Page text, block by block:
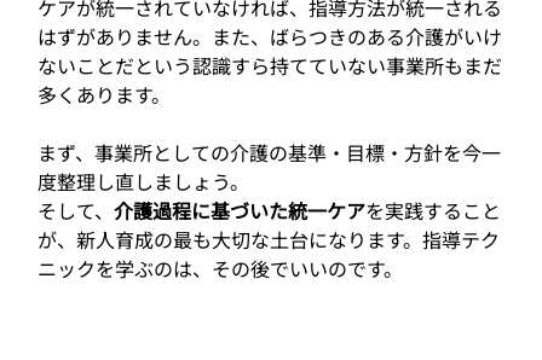
ケアが統一されていなければ、指導方法が統一される
はずがありません。また、ばらつきのある介護がいけ
ないことだという認識すら持てていない事業所もまだ
多くあります。
まず、事業所としての介護の基準・目標・方針を今一
度整理し直しましょう。
そして、 介護過程に基づいた統一ケアを実践すること
が、新人育成の最も大切な土台になります。指導テク
ニックを学ぶのは、その後でいいのです。